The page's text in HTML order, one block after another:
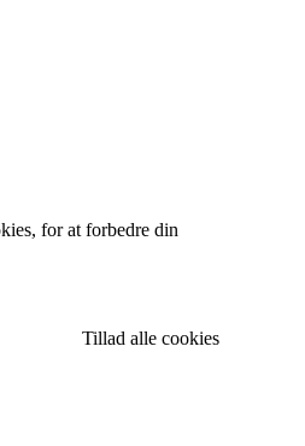
for at forbedre din
Tillad alle cookies